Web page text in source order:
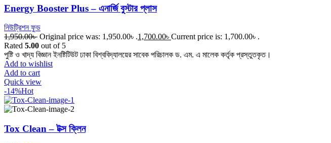
Energy Booster Plus – এনার্জি বুস্টার প্লাস
নিউট্রিশন ফুড
1,950.00৳ Original price was: 1,950.00৳ .1,700.00৳ Current price is: 1,700.00৳ .
Rated 5.00 out of 5
পুষ্টি ও খাদ্য বিজ্ঞান ইনষ্টিটিউট ঢাকা বিশ্ববিদ্যালয়ের সাবেক পরিচালক ড. এম. এ মালেক কর্তৃক প্রস্তুতকৃত।
Add to wishlist
Add to cart
Quick view
-14%Hot
Tox Clean – টক্স ক্লিন